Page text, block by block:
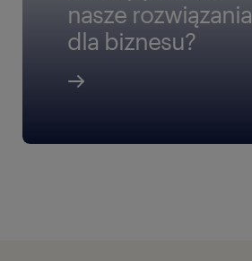
nasze rozwiązania
dla biznesu?